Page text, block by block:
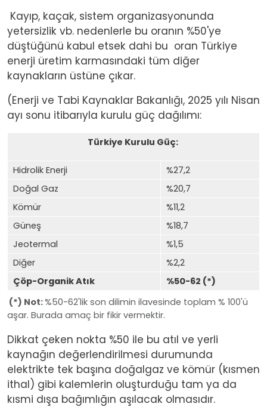
Kayıp, kaçak, sistem organizasyonunda
yetersizlik vb. nedenlerle bu oranın %50'ye
düştüğünü kabul etsek dahi bu oran Türkiye
enerji üretim karmasındaki tüm diğer
kaynakların üstüne çıkar.
(Enerji ve Tabi Kaynaklar Bakanlığı, 2025 yılı Nisan
ayı sonu itibarıyla kurulu güç dağılımı:
(*) Not:%50-62'lik son dilimin ilavesinde toplam % 100'ü
aşar. Burada amaç bir fikir vermektir.
Türkiye Kurulu Güç:
Hidrolik Enerji
%27,2
Doğal Gaz
%20,7
Kömür
%11,2
Güneş
%18,7
Jeotermal
%1,5
Diğer
%2,2
Çöp-Organik Atık
%50-62 (*)
Dikkat çeken nokta %50 ile bu atıl ve yerli
kaynağın değerlendirilmesi durumunda
elektrikte tek başına doğalgaz ve kömür (kısmen
ithal) gibi kalemlerin oluşturduğu tam ya da
kısmi dışa bağımlığın aşılacak olmasıdır.